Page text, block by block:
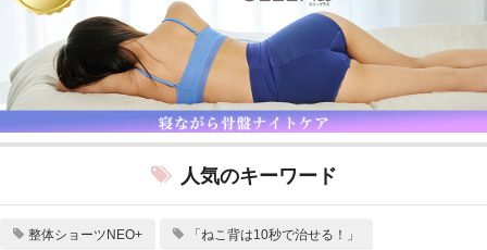
人気のキーワード
整体ショーツNEO+ 「ねこ背は10秒で治せる！」